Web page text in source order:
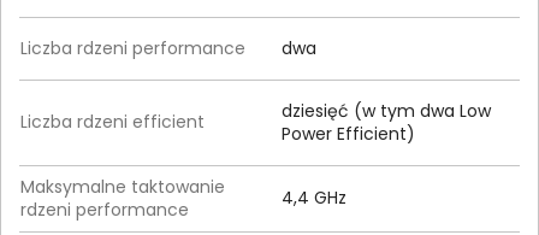
Liczba rdzeni performance dwa
Liczba rdzeni efficient
dziesięć (w tym dwa Low
Power Efficient)
Maksymalne taktowanie
rdzeni performance
4,4 GHz